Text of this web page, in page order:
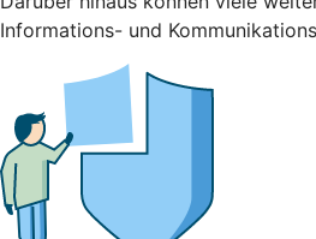
Informations- und